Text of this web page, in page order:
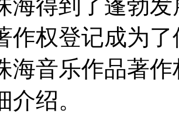
海得到了蓬勃
作权登记成为
海音乐作品著
介绍。